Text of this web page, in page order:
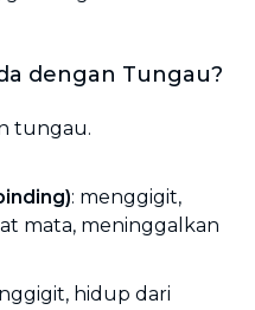
dengan Tungau?
tungau.
: menggigit,
mata, meninggalkan
hidup dari